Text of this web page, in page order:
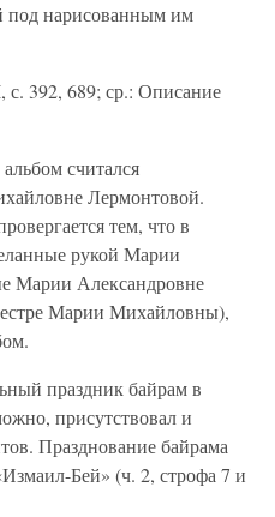
нарисованным им
392, 689; ср.: Описание
считался
Лермонтовой.
тем, что в
рукой Марии
Марии Александровне
Марии Михайловны),
праздник байрам в
присутствовал и
Празднование байрама
Бей» (ч. 2, строфа 7 и